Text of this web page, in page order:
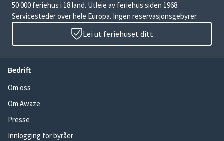
50 000 feriehus i 18 land. Utleie av feriehus siden 1968.
Servicesteder over hele Europa. Ingen reservasjonsgebyrer.
Lei ut feriehuset ditt
Bedrift
Om oss
Om Awaze
Presse
Innlogging for byråer